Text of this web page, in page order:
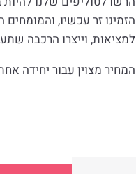
הזמינו זר עכשיו,
למציאות, וייצרו הרכבה
המחיר מצוין עבור יחידה